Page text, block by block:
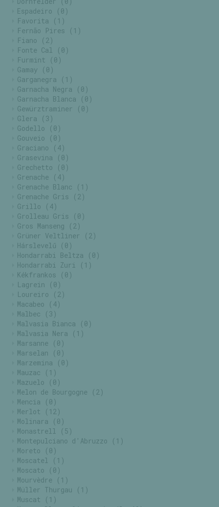
Espadeiro
(0)
Favorita
(1)
Fernão Pires
(1)
Fiano
(2)
Fonte Cal
(0)
Furmint
(0)
Gamay
(0)
Garganegra
(1)
Garnacha Negra
(0)
Garnacha Blanca
(0)
Gewürztraminer
(0)
Glera
(3)
Godello
(0)
Gouveio
(0)
Graciano
(4)
Grasevina
(0)
Grechetto
(0)
Grenache
(4)
Grenache Blanc
(1)
Grenache Gris
(2)
Grillo
(4)
Grolleau Gris
(0)
Gros Manseng
(2)
Grüner Veltliner
(2)
Hárslevelű
(0)
Hondarrabi Beltza
(0)
Hondarrabi Zuri
(1)
Kékfrankos
(0)
Lagrein
(0)
Loureiro
(2)
Macabeo
(4)
Malbec
(3)
Malvasia Bianca
(0)
Malvasia Nera
(1)
Marsanne
(0)
Marselan
(0)
Marzemina
(0)
Mauzac
(1)
Mazuelo
(0)
Melon de Bourgogne
(2)
Mencia
(0)
Merlot
(12)
Molinara
(0)
Monastrell
(5)
Montepulciano d'Abruzzo
(1)
Moreto
(0)
Moscatel
(1)
Moscato
(0)
Mourvèdre
(1)
Müller Thurgau
(1)
Muscat
(1)